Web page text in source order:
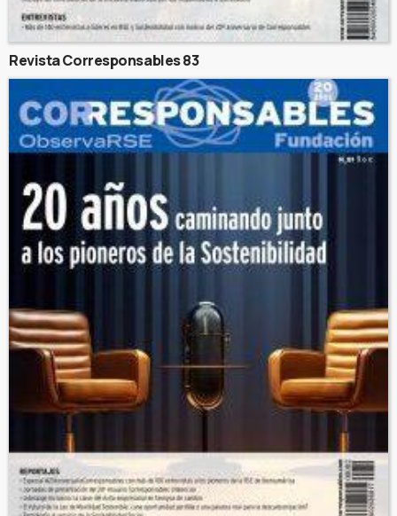
Revista Corresponsables 83